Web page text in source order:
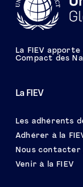
La FIEV
Les adhérents
Adhérer à la
Nous contacter
Venir à la FIEV
La FIEV
Compact des